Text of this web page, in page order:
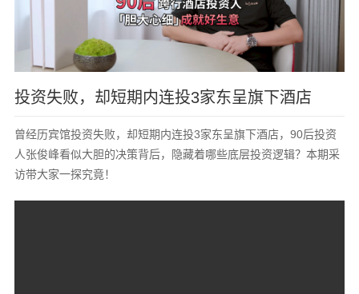
投资失败，却短期内连投3家东呈旗下酒店
曾经历宾馆投资失败，却短期内连投3家东呈旗下酒店，90后投资
人张俊峰看似大胆的决策背后，隐藏着哪些底层投资逻辑？本期采
访带大家一探究竟！